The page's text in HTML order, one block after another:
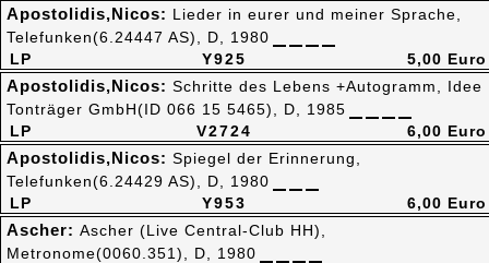
Y925
LP
Apostolidis,Nicos: Lieder in eurer und meiner Sprache,
Telefunken(6.24447 AS), D, 1980
5,00 Euro
V2724
LP
Apostolidis,Nicos: Schritte des Lebens +Autogramm, Idee
Tonträger GmbH(ID 066 15 5465), D, 1985
6,00 Euro
Y953
LP
Apostolidis,Nicos: Spiegel der Erinnerung,
Telefunken(6.24429 AS), D, 1980
6,00 Euro
Ascher: Ascher (Live Central-Club HH),
Metronome(0060.351), D, 1980